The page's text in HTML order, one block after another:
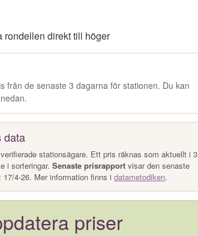
rondellen direkt till höger
från de senaste 3 dagarna för stationen. Du kan
data
stationsägare. Ett pris räknas som aktuellt i 3
i sorteringar. Senaste prisrapport visar den senaste
4-26. Mer information finns i datametodiken.
priser